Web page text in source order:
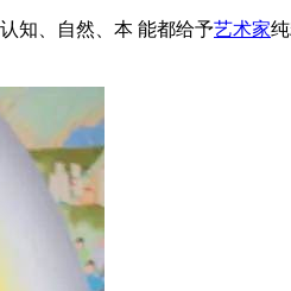
知、自然、本 能都给予艺术家